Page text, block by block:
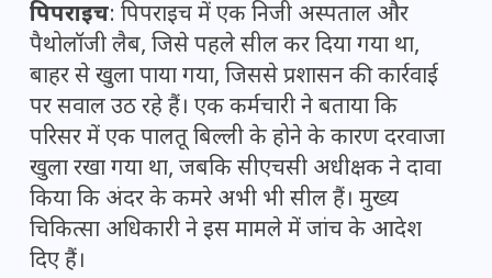
पिपराइच: पिपराइच में एक निजी अस्पताल और
पैथोलॉजी लैब, जिसे पहले सील कर दिया गया था,
बाहर से खुला पाया गया, जिससे प्रशासन की कार्रवाई
पर सवाल उठ रहे हैं। एक कर्मचारी ने बताया कि
परिसर में एक पालतू बिल्ली के होने के कारण दरवाजा
खुला रखा गया था, जबकि सीएचसी अधीक्षक ने दावा
किया कि अंदर के कमरे अभी भी सील हैं। मुख्य
चिकित्सा अधिकारी ने इस मामले में जांच के आदेश
दिए हैं।